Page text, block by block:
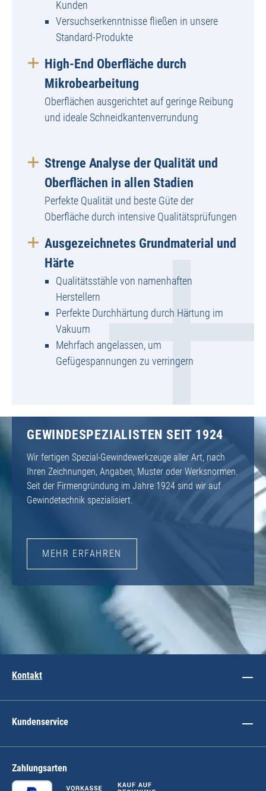
Kunden
Versuchserkenntnisse fließen in unsere
Standard-Produkte
High-End Oberfläche durch
Mikrobearbeitung
Oberflächen ausgerichtet auf geringe Reibung
und ideale Schneidkantenverrundung
Strenge Analyse der Qualität und
Oberflächen in allen Stadien
Perfekte Qualität und beste Güte der
Oberfläche durch intensive Qualitätsprüfungen
Ausgezeichnetes Grundmaterial und
Härte
Qualitätsstähle von namenhaften
Herstellern
Perfekte Durchhärtung durch Härtung im
Vakuum
Mehrfach angelassen, um
Gefügespannungen zu verringern
GEWINDESPEZIALISTEN SEIT 1924
Wir fertigen Spezial-Gewindewerkzeuge aller Art, nach
Ihren Zeichnungen, Angaben, Muster oder Werksnormen.
Seit der Firmengründung im Jahre 1924 sind wir auf
Gewindetechnik spezialisiert.
MEHR ERFAHREN
Kontakt
Kundenservice
Zahlungsarten